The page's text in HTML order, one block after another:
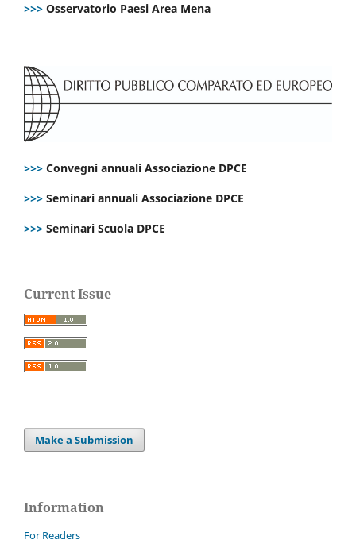
>>> Osservatorio Paesi Area Mena
>>> Convegni annuali Associazione DPCE
>>> Seminari annuali Associazione DPCE
>>> Seminari Scuola DPCE
Current Issue
Make a Submission
Information
For Readers